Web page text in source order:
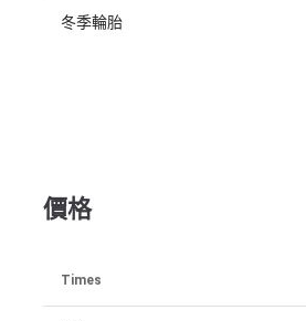
冬季輪胎
價格
Times